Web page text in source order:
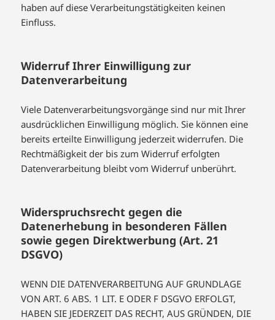
haben auf diese Verarbeitungstätigkeiten keinen
Einfluss.
Widerruf Ihrer Einwilligung zur
Datenverarbeitung
Viele Datenverarbeitungsvorgänge sind nur mit Ihrer
ausdrücklichen Einwilligung möglich. Sie können eine
bereits erteilte Einwilligung jederzeit widerrufen. Die
Rechtmäßigkeit der bis zum Widerruf erfolgten
Datenverarbeitung bleibt vom Widerruf unberührt.
Widerspruchsrecht gegen die
Datenerhebung in besonderen Fällen
sowie gegen Direktwerbung (Art. 21
DSGVO)
WENN DIE DATENVERARBEITUNG AUF GRUNDLAGE
VON ART. 6 ABS. 1 LIT. E ODER F DSGVO ERFOLGT,
HABEN SIE JEDERZEIT DAS RECHT, AUS GRÜNDEN, DIE